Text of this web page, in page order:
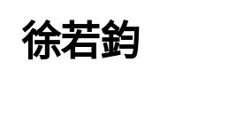
徐若鈞